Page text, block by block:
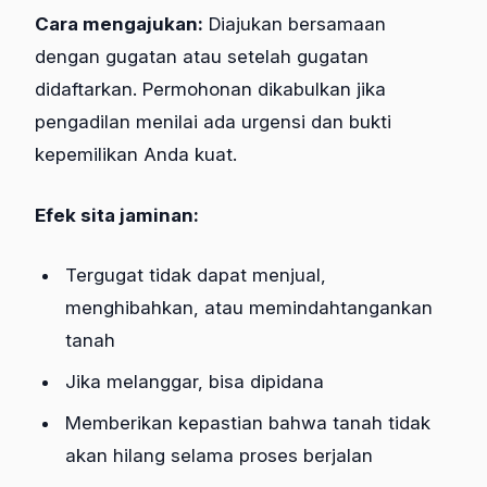
Cara mengajukan: Diajukan bersamaan
dengan gugatan atau setelah gugatan
didaftarkan. Permohonan dikabulkan jika
pengadilan menilai ada urgensi dan bukti
kepemilikan Anda kuat.
Efek sita jaminan:
Tergugat tidak dapat menjual,
menghibahkan, atau memindahtangankan
tanah
Jika melanggar, bisa dipidana
Memberikan kepastian bahwa tanah tidak
akan hilang selama proses berjalan